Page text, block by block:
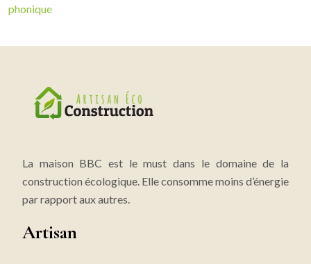
phonique
La maison BBC est le must dans le domaine de la
construction écologique. Elle consomme moins d’énergie
par rapport aux autres.
Artisan